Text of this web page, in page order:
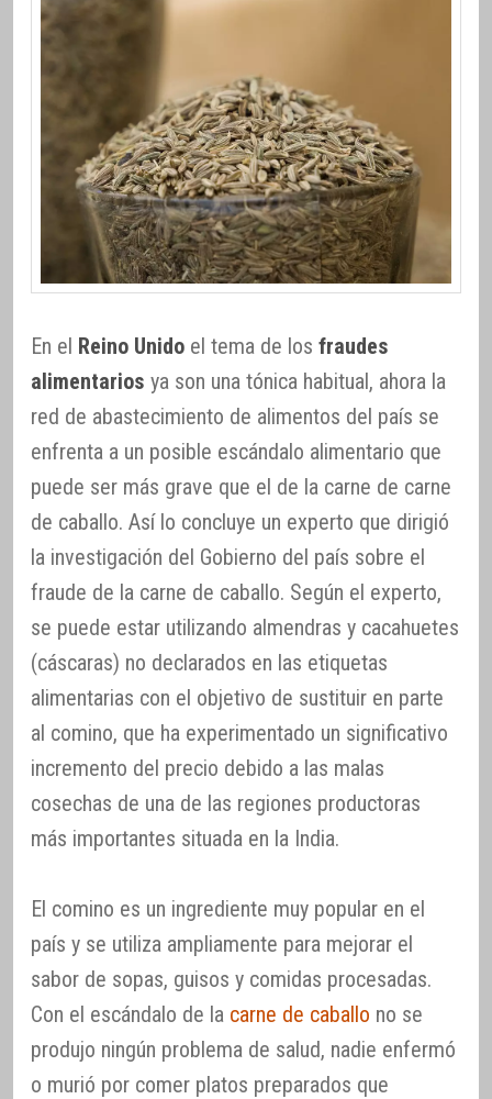
En el Reino Unido el tema de los fraudes
alimentarios ya son una tónica habitual, ahora la
red de abastecimiento de alimentos del país se
enfrenta a un posible escándalo alimentario que
puede ser más grave que el de la carne de carne
de caballo. Así lo concluye un experto que dirigió
la investigación del Gobierno del país sobre el
fraude de la carne de caballo. Según el experto,
se puede estar utilizando almendras y cacahuetes
(cáscaras) no declarados en las etiquetas
alimentarias con el objetivo de sustituir en parte
al comino, que ha experimentado un significativo
incremento del precio debido a las malas
cosechas de una de las regiones productoras
más importantes situada en la India.
El comino es un ingrediente muy popular en el
país y se utiliza ampliamente para mejorar el
sabor de sopas, guisos y comidas procesadas.
Con el escándalo de la carne de caballo no se
produjo ningún problema de salud, nadie enfermó
o murió por comer platos preparados que